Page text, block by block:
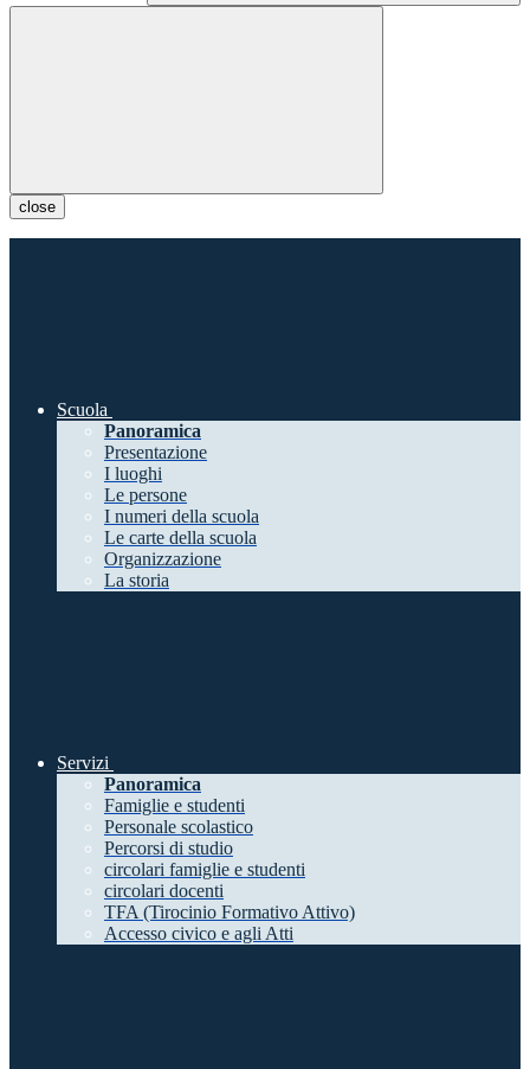
close
Scuola
Panoramica
Presentazione
I luoghi
Le persone
I numeri della scuola
Le carte della scuola
Organizzazione
La storia
Servizi
Panoramica
Famiglie e studenti
Personale scolastico
Percorsi di studio
circolari famiglie e studenti
circolari docenti
TFA (Tirocinio Formativo Attivo)
Accesso civico e agli Atti